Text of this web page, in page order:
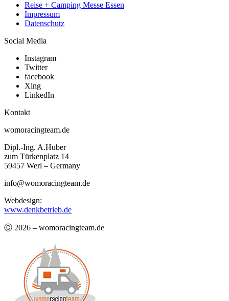
Reise + Camping Messe Essen
Impressum
Datenschutz
Social Media
Instagram
Twitter
facebook
Xing
LinkedIn
Kontakt
womoracingteam.de
Dipl.-Ing. A.Huber
zum Türkenplatz 14
59457 Werl – Germany
info@womoracingteam.de
Webdesign:
www.denkbetrieb.de
Ⓒ 2026 – womoracingteam.de